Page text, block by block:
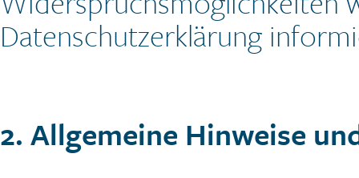
Datenschutzerklärung
2. Allgemeine Hinweise